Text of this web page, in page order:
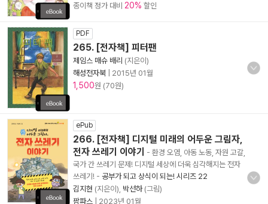
종이책 정가 대비 20% 할인
PDF
265. [전자책] 피터팬
제임스 매슈 배리 (지은이)
해성전자북
2015년 01월
1,500원 (70원)
ePub
266. [전자책] 디지털 미래의 어두운 그림자,
전자 쓰레기 이야기
- 환경 오염, 아동 노동, 자원 고갈,
국가 간 쓰레기 문제! 디지털 세상에 더욱 심각해지는 전자
쓰레기! - 공부가 되고 상식이 되는! 시리즈 22
김지현 (지은이), 박선하(그림)
팜파스
2023년 01월